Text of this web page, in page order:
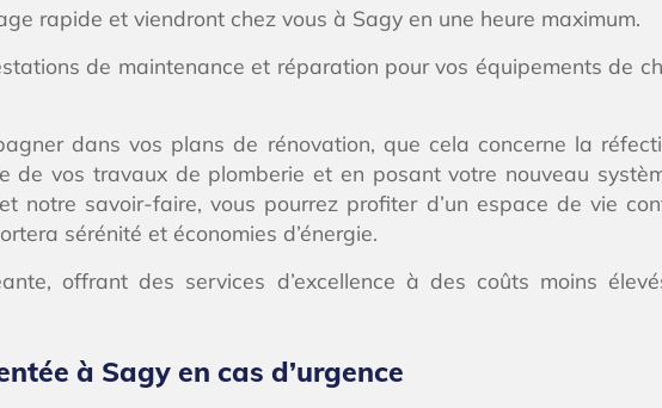
rapide et viendront chez vous à Sagy en une heure maximum.
de maintenance et réparation pour vos équipements de
dans vos plans de rénovation, que cela concerne la
de vos travaux de plomberie et en posant votre nouveau
notre savoir-faire, vous pourrez profiter d’un espace de vie
sérénité et économies d’énergie.
offrant des services d’excellence à des coûts moins
à Sagy en cas d’urgence